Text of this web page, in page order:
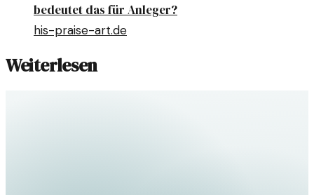
bedeutet das für Anleger?
his-praise-art.de
Weiterlesen